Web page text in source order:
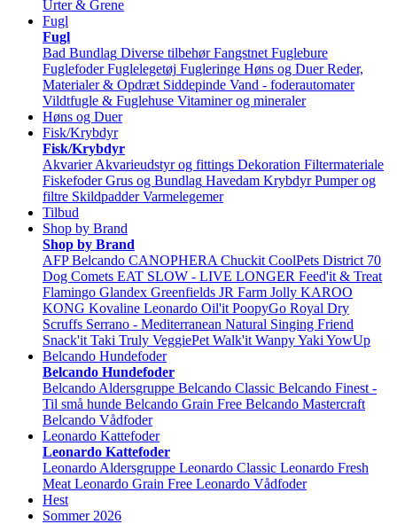
Urter & Grene
Fugl
Fugl
Bad Bundlag Diverse tilbehør Fangstnet Fuglebure
Fuglefoder Fuglelegetøj Fugleringe Høns og Duer Reder,
Materialer & Opdræt Siddepinde Vand - foderautomater
Vildtfugle & Fuglehuse Vitaminer og mineraler
Høns og Duer
Fisk/Krybdyr
Fisk/Krybdyr
Akvarier Akvarieudstyr og fittings Dekoration Filtermateriale
Fiskefoder Grus og Bundlag Havedam Krybdyr Pumper og
filtre Skildpadder Varmelegemer
Tilbud
Shop by Brand
Shop by Brand
AFP Belcando CANOPHERA Chuckit CoolPets District 70
Dog Comets EAT SLOW - LIVE LONGER Feed'it & Treat
Flamingo Glandex Greenfields JR Farm Jolly KAROO
KONG Kovaline Leonardo Oil'it PoopyGo Royal Dry
Scruffs Serrano - Mediterranean Natural Singing Friend
Snack'it Taki Truly VeggiePet Walk'it WanpyYaki YowUp
Belcando Hundefoder
Belcando Hundefoder
Belcando Aldersgruppe Belcando Classic Belcando Finest -
Til små hunde Belcando Grain Free Belcando Mastercraft
Belcando Vådfoder
Leonardo Kattefoder
Leonardo Kattefoder
Leonardo Aldersgruppe Leonardo Classic Leonardo Fresh
Meat Leonardo Grain Free Leonardo Vådfoder
Hest
Sommer 2026